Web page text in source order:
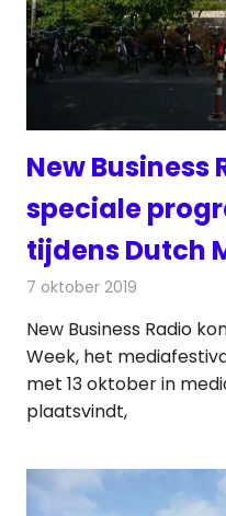
New Business
speciale
tijdens Dutch
7 oktober 2019
New Business Radio
Week, het
met 13 oktober in
plaatsvindt,